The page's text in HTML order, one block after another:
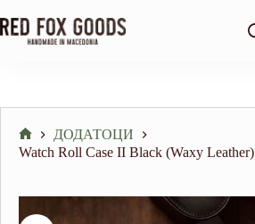
to
content
Home
ДОДАТОЦИ
Watch Roll Case II Black (Waxy Leather)